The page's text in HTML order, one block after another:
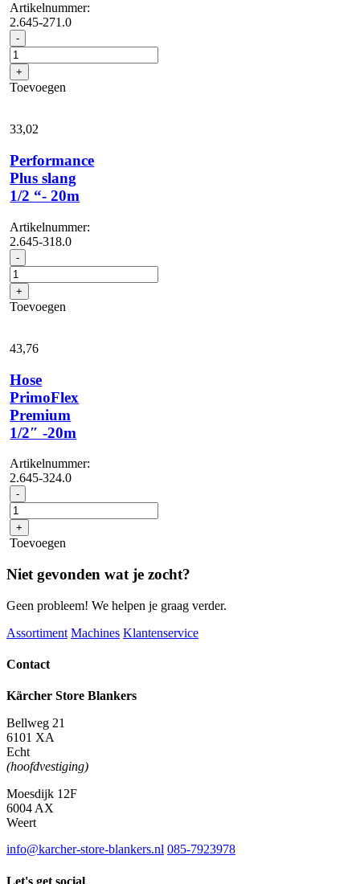
Artikelnummer:
2.645-271.0
- Premium
multifunctioneel
spuitpistool
aantal
+
Toevoegen
33,02
Performance
Plus slang
1/2 “- 20m
Artikelnummer:
2.645-318.0
- Performance
Plus
slang
1/2
"-
aantal
+
Toevoegen
43,76
Hose
PrimoFlex
Premium
1/2″ -20m
Artikelnummer:
2.645-324.0
- Hose
PrimoFlex
Premium
1/2"
-20m
+
Toevoegen
Niet gevonden wat je zocht?
Geen probleem! We helpen je graag verder.
Assortiment Machines Klantenservice
Contact
Kärcher Store Blankers
Bellweg 21
6101 XA
Echt
(hoofdvestiging)
Moesdijk 12F
6004 AX
Weert
info@karcher-store-blankers.nl 085-7923978
Let's get social